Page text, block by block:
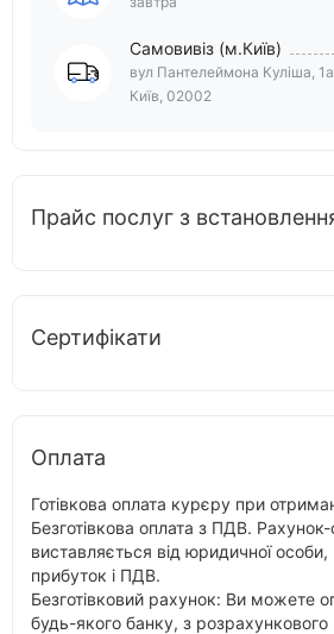
Самовивіз (м.Київ)
вул Пантелеймона Куліша, 1а,
Київ, 02002
Прайс послуг з
Сертифікати
Оплата
Готівкова оплата курєру при
Безготівкова оплата з ПДВ.
виставляється від юридичної
прибуток і ПДВ.
Безготівковий рахунок: Ви можете
будь-якого банку, з